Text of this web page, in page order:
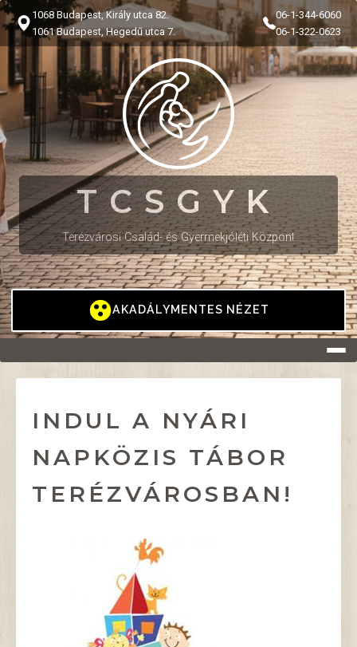
1068 Budapest, Király utca 82.
1061 Budapest, Hegedű utca 7.
06-1-344-6060
06-1-322-0623
TCSGYK
Terézvárosi Család- és Gyermekjóléti Központ
AKADÁLYMENTES NÉZET
INDUL A NYÁRI
NAPKÖZIS TÁBOR
TERÉZVÁROSBAN!